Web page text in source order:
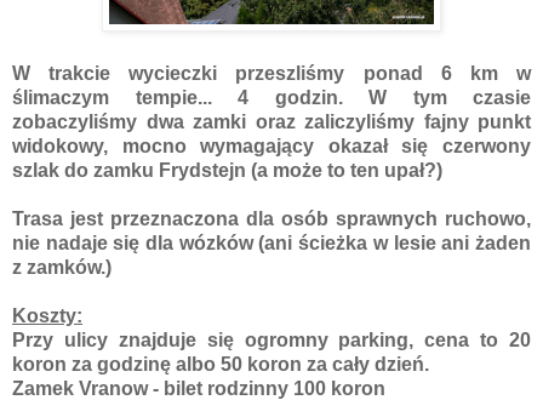
W trakcie wycieczki przeszliśmy ponad 6 km w
ślimaczym tempie... 4 godzin. W tym czasie
zobaczyliśmy dwa zamki oraz zaliczyliśmy fajny punkt
widokowy, mocno wymagający okazał się czerwony
szlak do zamku Frydstejn (a może to ten upał?)
Trasa jest przeznaczona dla osób sprawnych ruchowo,
nie nadaje się dla wózków (ani ścieżka w lesie ani żaden
z zamków.)
Koszty:
Przy ulicy znajduje się ogromny parking, cena to 20
koron za godzinę albo 50 koron za cały dzień.
Zamek Vranow - bilet rodzinny 100 koron